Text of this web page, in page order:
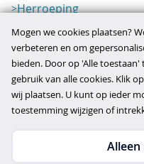
Herroeping
Over ons
Bedrijfsgegevens
Werkwijze
Overzichten
Verlopen aanbod
Mogen we cookies plaatsen?
verbeteren en om
bieden. Door op 'Alle
gebruik van alle cookies. Klik
wij plaatsen. U kunt op ieder
toestemming wijzigen of